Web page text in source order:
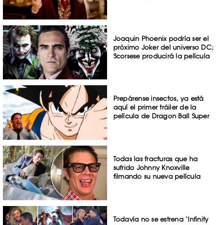
Joaquin Phoenix podría ser el
próximo Joker del universo DC;
Scorsese producirá la película
Prepárense insectos, ya está
aquí el primer tráiler de la
película de Dragon Ball Super
Todas las fracturas que ha
sufrido Johnny Knoxville
filmando su nueva película
Todavía no se estrena ‘Infinity